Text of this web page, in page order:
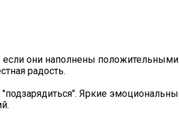
они наполнены
радость.
Яркие